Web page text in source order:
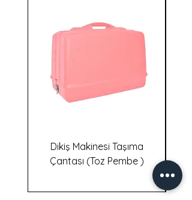
Dikiş Makinesi Taşıma
Çantası (Toz Pembe )